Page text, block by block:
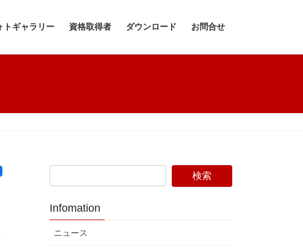
トギャラリー 資格取得者 ダウンロード お問合せ
Infomation
ニュース